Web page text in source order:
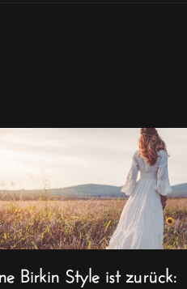
Birkin Style ist zurück: